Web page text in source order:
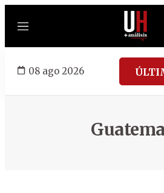
Menú
08 ago 2026